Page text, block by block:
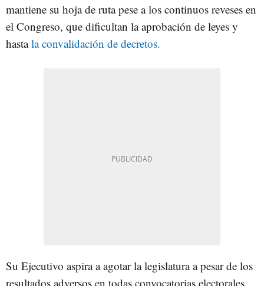
mantiene su hoja de ruta pese a los continuos reveses en
el Congreso, que dificultan la aprobación de leyes y
hastala convalidación de decretos.
Su Ejecutivo aspira a agotar la legislatura a pesar de los
resultados adversos en todas convocatorias electorales